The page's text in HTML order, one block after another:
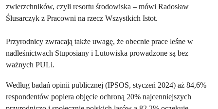
zwierzchników, czyli resortu środowiska – mówi Radosław
Ślusarczyk z Pracowni na rzecz Wszystkich Istot.
Przyrodnicy zwracają także uwagę, że obecnie prace leśne w
nadleśnictwach Stuposiany i Lutowiska prowadzone są bez
ważnych PULi.
Według badań opinii publicznej (IPSOS, styczeń 2024) aż 84,6%
respondentów popiera objęcie ochroną 20% najcenniejszych